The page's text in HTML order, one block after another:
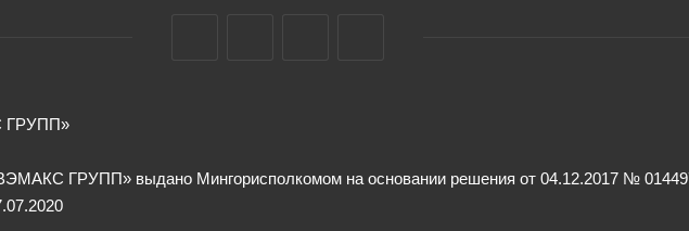
ГРУПП»
ГРУПП» выдано Мингорисполкомом на основании решения от 04.12.2017 №